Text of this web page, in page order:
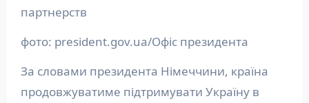
партнерств
фото: president.gov.ua/Офіс президента
За словами президента Німеччини, країна
продовжуватиме підтримувати Україну в